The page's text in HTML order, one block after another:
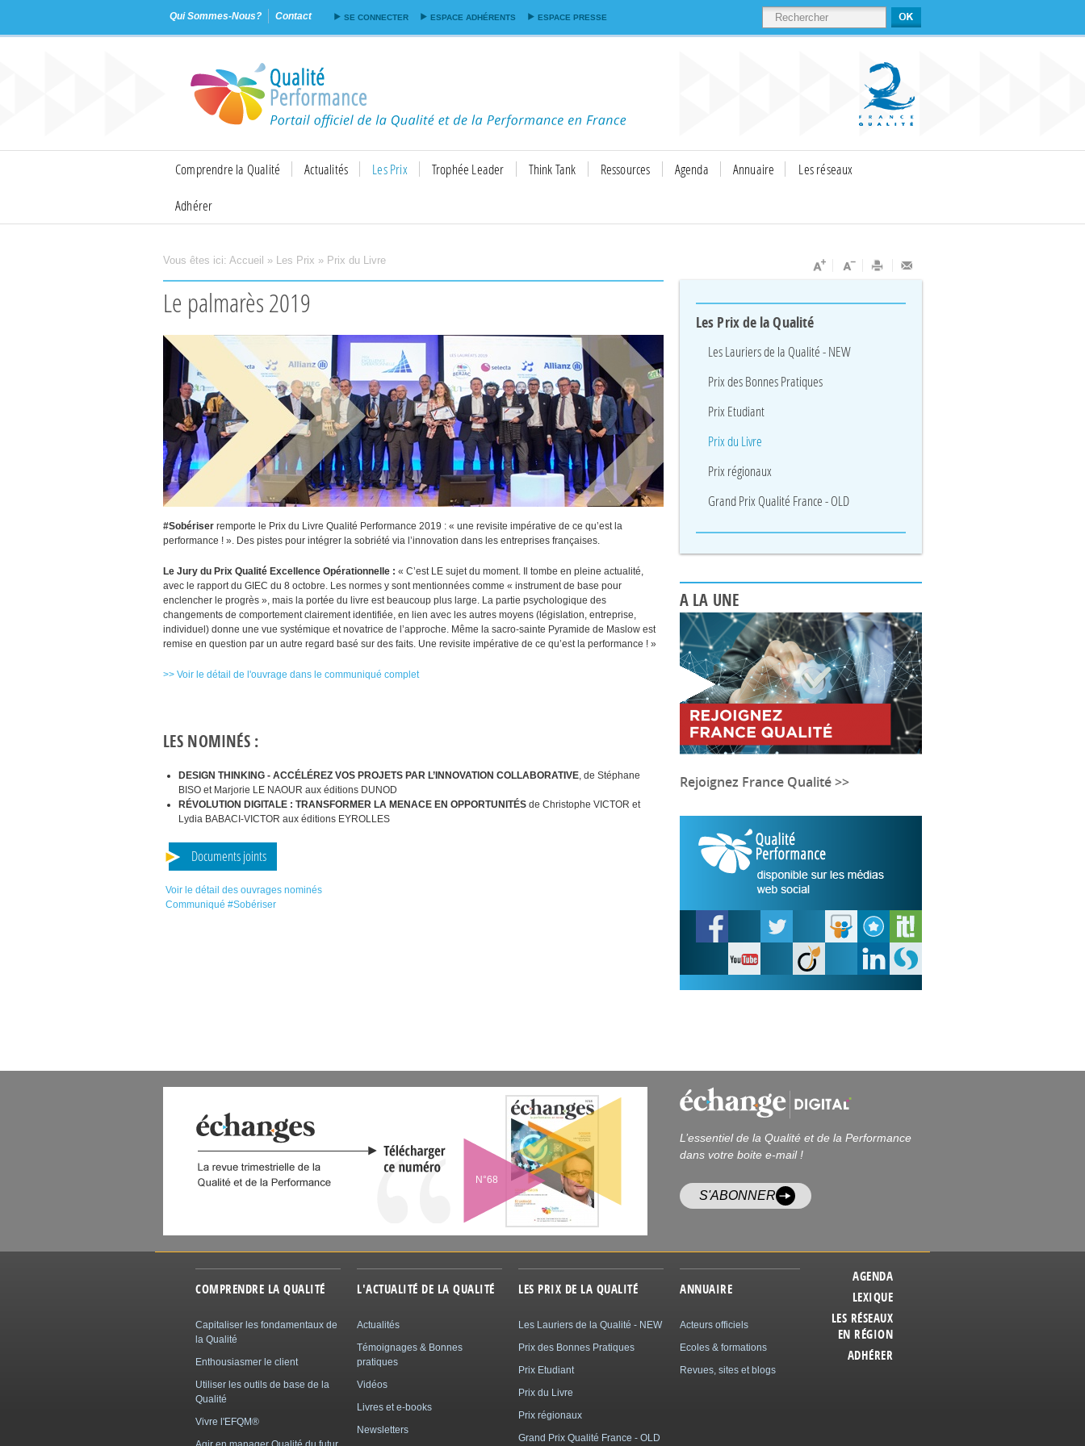
contenu
principal
Qui Sommes-Nous? Contact SE CONNECTER ESPACE ADHÉRENTS ESPACE PRESSE RECHERCHER
Comprendre la Qualité Actualités Les Prix Trophée Leader Think Tank Ressources Agenda Annuaire
Les réseaux
Adhérer
Vous êtes ici: Accueil » Les Prix » Prix du Livre
Le palmarès 2019
#Sobériser remporte le Prix du Livre Qualité Performance 2019 : « une revisite impérative de ce qu’est la
performance ! ». Des pistes pour intégrer la sobriété via l’innovation dans les entreprises françaises.
Le Jury du Prix Qualité Excellence Opérationnelle : « C’est LE sujet du moment. Il tombe en pleine actualité,
avec le rapport du GIEC du 8 octobre. Les normes y sont mentionnées comme « instrument de base pour
enclencher le progrès », mais la portée du livre est beaucoup plus large. La partie psychologique des
changements de comportement clairement identifiée, en lien avec les autres moyens (législation, entreprise,
individuel) donne une vue systémique et novatrice de l’approche. Même la sacro-sainte Pyramide de Maslow est
remise en question par un autre regard basé sur des faits. Une revisite impérative de ce qu’est la performance ! »
>> Voir le détail de l'ouvrage dans le communiqué complet
LES NOMINÉS :
DESIGN THINKING -ACCÉLÉREZ VOS PROJETS PAR L’ INNOVATION COLLABORATIVE, de Stéphane
BISO et Marjorie LE NAOUR aux éditions DUNOD
RÉVOLUTION DIGITALE :TRANSFORMER LA MENACE EN OPPORTUNITÉSde ChristopheVICTOR et
Lydia BABACI-VICTOR aux éditions EYROLLES
Documents joints
Voir le détail des ouvrages nominés
Communiqué #Sobériser
Les Prix de la Qualité
Les Lauriers de la Qualité - NEW
Prix des Bonnes Pratiques
Prix Etudiant
Prix du Livre
Prix régionaux
Grand Prix Qualité France - OLD
A LA UNE
Rejoignez France Qualité >>
N°68
L’essentiel de la Qualité et de la Performance
dans votre boite e-mail !
S'ABONNER
COMPRENDRE LA QUALITÉ
Capitaliser les fondamentaux de
la Qualité
Enthousiasmer le client
Utiliser les outils de base de la
Qualité
Vivre l'EFQM®
L'ACTUALITÉ DE LA QUALITÉ
Actualités
Témoignages & Bonnes
pratiques
Vidéos
Livres et e-books
Newsletters
LES PRIX DE LA QUALITÉ
Les Lauriers de la Qualité - NEW
Prix des Bonnes Pratiques
Prix Etudiant
Prix du Livre
Prix régionaux
Grand Prix Qualité France - OLD
ANNUAIRE
Acteurs officiels
Ecoles & formations
Revues, sites et blogs
AGENDA
LEXIQUE
LES RÉSEAUX
EN RÉGION
ADHÉRER